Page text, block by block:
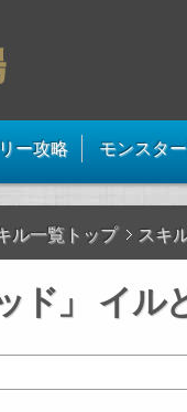
ー攻略 モンスタ
ル一覧トップ スキ
ド」 イル